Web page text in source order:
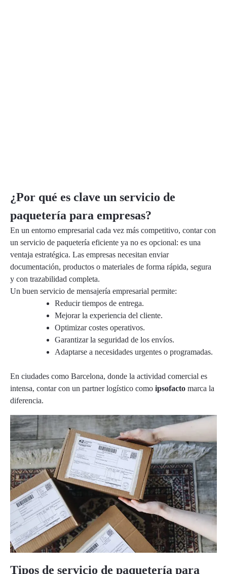
¿Por qué es clave un servicio de
paquetería para empresas?
En un entorno empresarial cada vez más competitivo, contar con
un servicio de paquetería eficiente ya no es opcional: es una
ventaja estratégica. Las empresas necesitan enviar
documentación, productos o materiales de forma rápida, segura
y con trazabilidad completa.
Un buen servicio de mensajería empresarial permite:
Reducir tiempos de entrega.
Mejorar la experiencia del cliente.
Optimizar costes operativos.
Garantizar la seguridad de los envíos.
Adaptarse a necesidades urgentes o programadas.
En ciudades como Barcelona, donde la actividad comercial es
intensa, contar con un partner logístico como ipsofacto marca la
diferencia.
Tipos de servicio de paquetería para